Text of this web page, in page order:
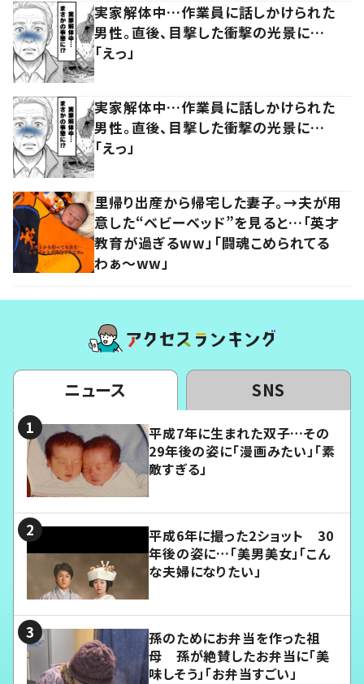
実家解体中…作業員に話しかけられた
男性。直後、目撃した衝撃の光景に…
「えっ」
実家解体中…作業員に話しかけられた
男性。直後、目撃した衝撃の光景に…
「えっ」
里帰り出産から帰宅した妻子。→夫が用
意した“ベビーベッド”を見ると…「英才
教育が過ぎるww」「闘魂こめられてる
わぁ～ww」
ニュース SNS
平成7年に生まれた双子…その
29年後の姿に「漫画みたい」「素
敵すぎる」
平成6年に撮った2ショット 30
年後の姿に…「美男美女」「こん
な夫婦になりたい」
孫のためにお弁当を作った祖
母 孫が絶賛したお弁当に「美
味しそう」「お弁当すごい」